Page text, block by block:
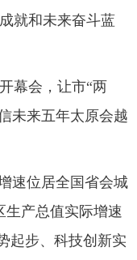
就和未来奋斗蓝
幕会，让市“两
未来五年太原会越
速位居全国省会城
生产总值实际增速
起步、科技创新实